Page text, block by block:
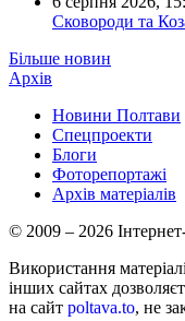
Сковороди та
Більше новин
Архів
Новини Полтави
Спецпроекти
Блоги
Фоторепортажі
Архів матеріалів
© 2009 – 2026
Використання
інших сайтах
на сайт poltava.to, не